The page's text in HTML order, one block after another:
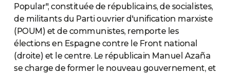
Popular", constituée de républicains, de socialistes,
de militants du Parti ouvrier d'unification marxiste
(POUM) et de communistes, remporte les
élections en Espagne contre le Front national
(droite) et le centre. Le républicain Manuel Azaña
se charge de former le nouveau gouvernement, et